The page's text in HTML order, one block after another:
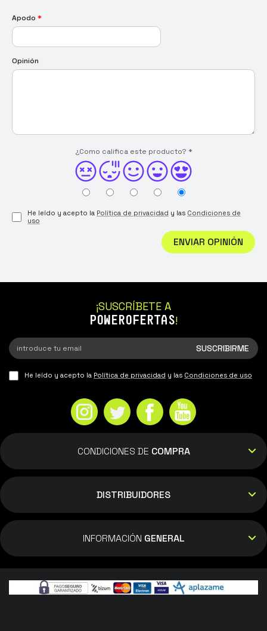
Apodo *
Opinión
¿Como califica este producto? *
He leído y acepto la Política de privacidad y las Condiciones de
uso
ENVIAR OPINIÓN
¡SUSCRÍBETE A
POWEROFERTAS!
He leído y acepto la Política de privacidad y las Condiciones de uso
CONDICIONES DE COMPRA
DISTRIBUIDORES
INFORMACIÓN GENERAL